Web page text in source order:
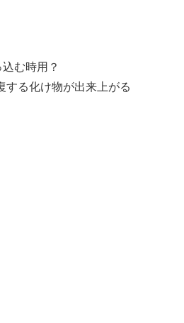
む時用？
する化け物が出来上がる